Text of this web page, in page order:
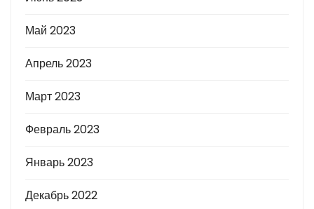
Май 2023
Апрель 2023
Март 2023
Февраль 2023
Январь 2023
Декабрь 2022